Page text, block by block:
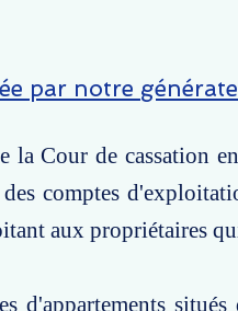
par notre
la Cour de cassation
comptes
aux propriétaires
d'appartements